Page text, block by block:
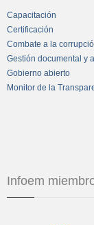
Capacitación
Certificación
Combate a la
Gestión documental y
Gobierno abierto
Monitor de la
Infoem